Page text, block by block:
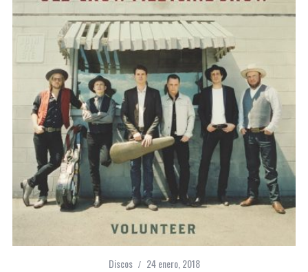
Discos 24 enero, 2018